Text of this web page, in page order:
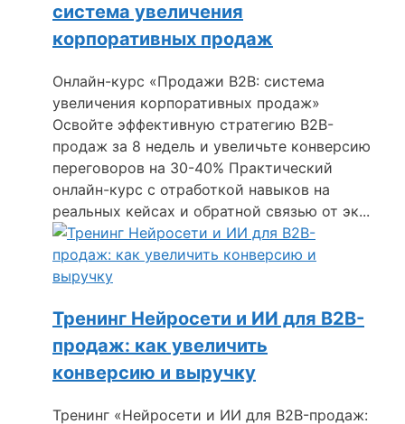
система увеличения
корпоративных продаж
Онлайн-курс «Продажи B2B: система
увеличения корпоративных продаж»
Освойте эффективную стратегию B2B-
продаж за 8 недель и увеличьте конверсию
переговоров на 30-40% Практический
онлайн-курс с отработкой навыков на
реальных кейсах и обратной связью от эк...
Тренинг Нейросети и ИИ для B2B-
продаж: как увеличить
конверсию и выручку
Тренинг «Нейросети и ИИ для B2B-продаж: